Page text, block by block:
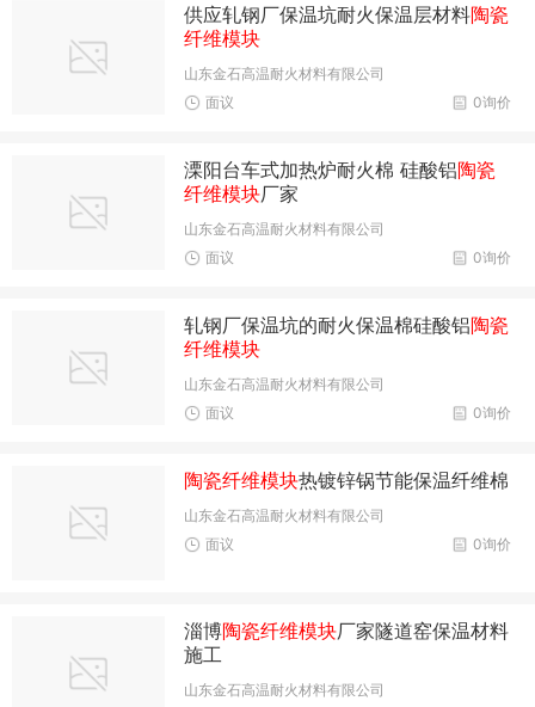
供应轧钢厂保温坑耐火保温层材料陶瓷
纤维模块
山东金石高温耐火材料有限公司
0询价
面议
溧阳台车式加热炉耐火棉 硅酸铝陶瓷
纤维模块厂家
山东金石高温耐火材料有限公司
0询价
面议
轧钢厂保温坑的耐火保温棉硅酸铝陶瓷
纤维模块
山东金石高温耐火材料有限公司
0询价
面议
陶瓷纤维模块热镀锌锅节能保温纤维棉
山东金石高温耐火材料有限公司
0询价
面议
淄博陶瓷纤维模块厂家隧道窑保温材料
施工
山东金石高温耐火材料有限公司